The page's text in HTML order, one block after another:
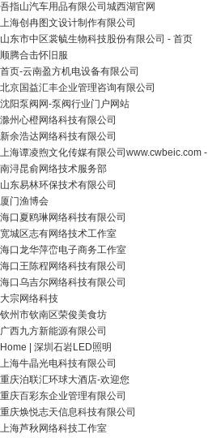
吾指山汽车用品有限公司城西湖官网
上海创冉图文设计制作有限公司
山东市中区裳毓生物科技股份有限公司 - 首页
顺腾合击怀旧服
首页-云南盈方机电设备有限公司
北京国益汇丰企业管理咨询有限公司
沈阳泵阀网-泵阀行业门户网站
滁州心橙网络科技有限公司
新余浩达网络科技有限公司
上海谭凌煦文化传媒有限公司www.cwbeic.com -
南浔昆俞网络技术服务部
山东易林环保技术有限公司
厦门渔博会
海口夏鸥琳网络科技有限公司
宽城区志有网络技术工作室
海口龙华萍峦电子商务工作室
海口王陈程网络科技有限公司
海口乌吉尔网络科技有限公司
大宗网络科技
钦州市钦南区荣俊美食坊
广西九方新能源有限公司
Home | 深圳石岩LED照明
上海牛晶光电科技有限公司
重庆泊联汇环球大酒店-欢迎您
重庆百彩东企业管理有限公司
重庆焕悦志天信息科技有限公司
上海芦秋网络科技工作室